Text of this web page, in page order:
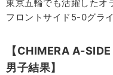
東京五輪でも活躍したオ
フロントサイド5-0グラ
【CHIMERA A-
男子結果】